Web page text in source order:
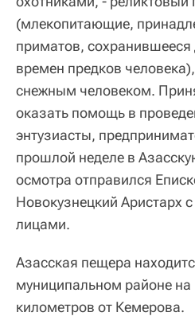
(млекопитающие,
приматов,
времен предков
снежным человеком.
оказать помощь в
энтузиасты,
прошлой неделе в
осмотра отправился
Новокузнецкий Аристарх
лицами.
Азасская пещера
муниципальном районе на
километров от Кемерова.